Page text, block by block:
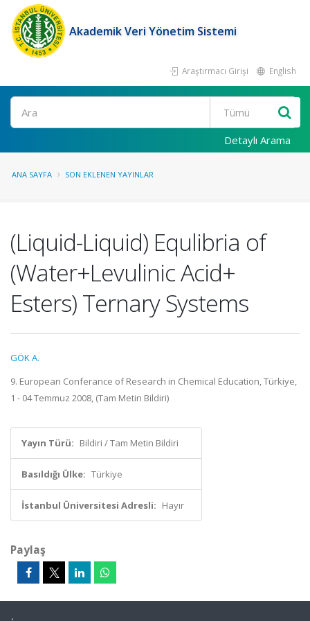
Akademik Veri Yönetim Sistemi
Araştırmacı Girişi English
Ara
Detaylı Arama
ANA SAYFA SON EKLENEN YAYINLAR
(Liquid-Liquid) Equlibria of
(Water+Levulinic Acid+
Esters) Ternary Systems
GÖK A.
9. European Conferance of Research in Chemical Education, Türkiye,
1 - 04 Temmuz 2008, (Tam Metin Bildiri)
Yayın Türü: Bildiri / Tam Metin Bildiri
Basıldığı Ülke: Türkiye
İstanbul Üniversitesi Adresli: Hayır
Paylaş